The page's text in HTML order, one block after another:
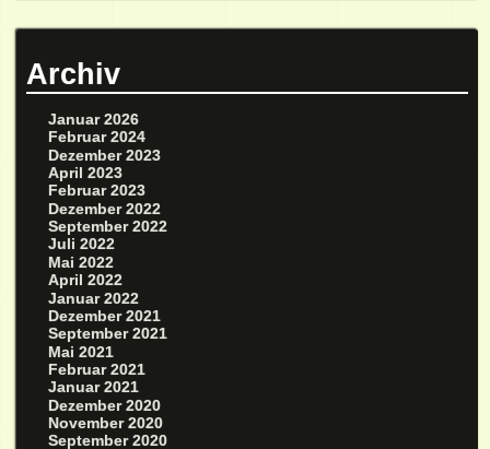
Archiv
Januar 2026
Februar 2024
Dezember 2023
April 2023
Februar 2023
Dezember 2022
September 2022
Juli 2022
Mai 2022
April 2022
Januar 2022
Dezember 2021
September 2021
Mai 2021
Februar 2021
Januar 2021
Dezember 2020
November 2020
September 2020